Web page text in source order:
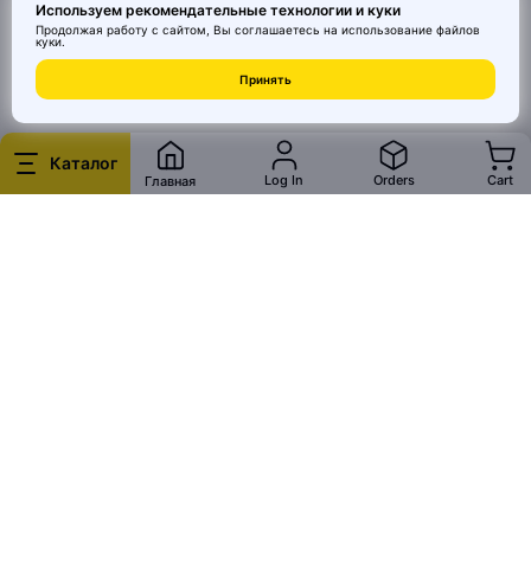
Каталог
Главная Log In Orders Cart
© 2026 MAI HE MAI. Маркетплейс дизайнерских товаров со всего
Китая по ценам заводов. Все права защищены.
Используем рекомендательные технологии и куки
Продолжая работу с сайтом, Вы соглашаетесь на использование файлов
куки.
Принять